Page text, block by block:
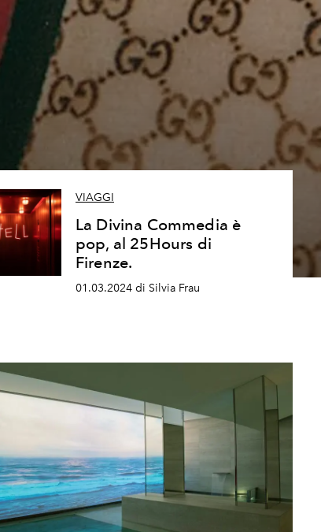
VIAGGI
La Divina Commedia è
pop, al 25Hours di
Firenze.
01.03.2024 di Silvia Frau